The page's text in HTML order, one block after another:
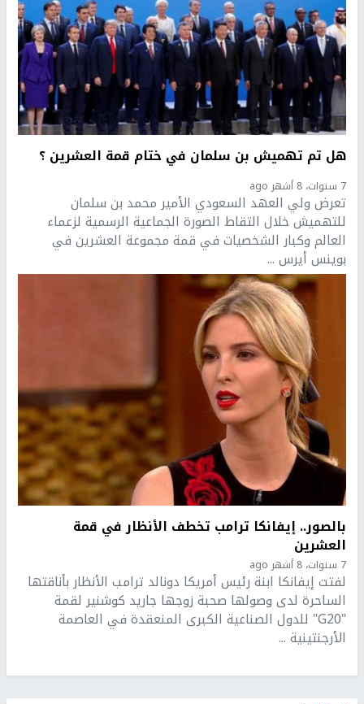
هل تم تهميش بن سلمان في ختام قمة العشرين ؟
7 سنوات، 8 أشهر ago
تعرض ولي العهد السعودي الأمير محمد بن سلمان
للتهميش خلال التقاط الصورة الجماعية الرسمية لزعماء
العالم وكبار الشخصيات في قمة مجموعة العشرين في
بوينس أيرس ...
بالصور.. إيفانكا ترامب تخطف الأنظار في قمة
العشرين
7 سنوات، 8 أشهر ago
لفتت إيفانكا ابنة رئيس أمريكا دونالد ترامب الأنظار بأناقتها
الساحرة لدى وصولها صحبة زوجها جاريد كوشنير لقمة
"G20" للدول الصناعية الكبرى المنعقدة في العاصمة
الأرجنتينية ...